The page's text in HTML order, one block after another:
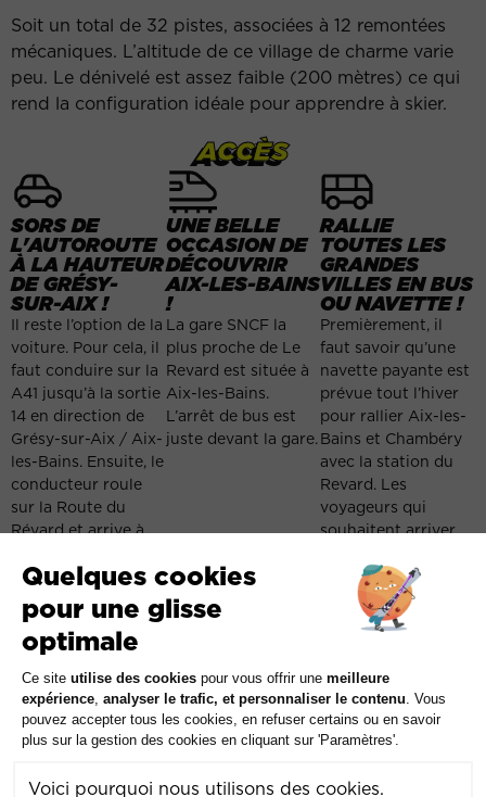
Soit un total de 32 pistes, associées à 12 remontées
mécaniques. L’altitude de ce village de charme varie
peu. Le dénivelé est assez faible (200 mètres) ce qui
rend la configuration idéale pour apprendre à skier.
ACCÈS
SORS DE
L'AUTOROUTE
À LA HAUTEUR
DE GRÉSY-
SUR-AIX !
Il reste l’option de la
voiture. Pour cela, il
faut conduire sur la
A41 jusqu’à la sortie
14 en direction de
Grésy-sur-Aix / Aix-
les-Bains. Ensuite, le
conducteur roule
sur la Route du
Révard et arrive à
UNE BELLE
OCCASION DE
DÉCOUVRIR
AIX-LES-BAINS
!
La gare SNCF la
plus proche de Le
Revard est située à
Aix-les-Bains.
L’arrêt de bus est
juste devant la gare.
RALLIE
TOUTES LES
GRANDES
VILLES EN BUS
OU NAVETTE !
Premièrement, il
faut savoir qu’une
navette payante est
prévue tout l’hiver
pour rallier Aix-les-
Bains et Chambéry
avec la station du
Revard. Les
voyageurs qui
souhaitent arriver
train ou en avion,
ont donc cette
première possibilité.
tous les
déplacements
jusqu’au télésiège
de La Féclaz. Elle
skieurs qui